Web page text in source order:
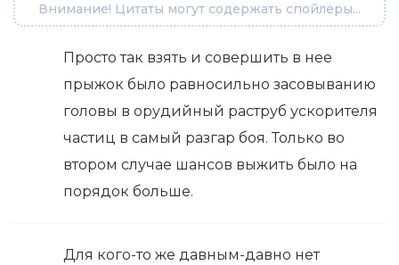
Внимание! Цитаты могут содержать спойлеры...
Просто так взять и совершить в нее
прыжок было равносильно засовыванию
головы в орудийный раструб ускорителя
частиц в самый разгар боя. Только во
втором случае шансов выжить было на
порядок больше.
Для кого-то же давным-давно нет